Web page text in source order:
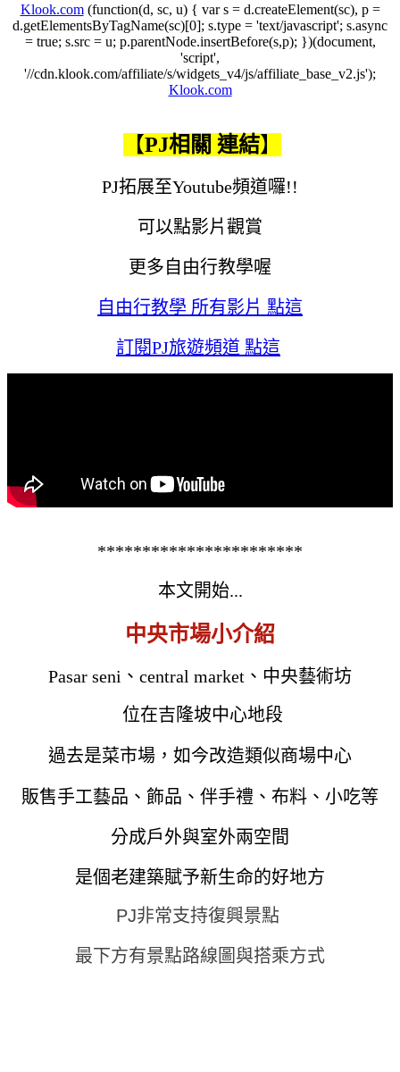
Klook.com(function(d, sc, u) { var s = d.createElement(sc), p =
d.getElementsByTagName(sc)[0]; s.type = 'text/javascript'; s.async
= true; s.src = u; p.parentNode.insertBefore(s,p); })(document,
'script',
'//cdn.klook.com/affiliate/s/widgets_v4/js/affiliate_base_v2.js');
Klook.com
【PJ相關 連結】
PJ拓展至Youtube頻道囉!!
可以點影片觀賞
更多自由行教學喔
自由行教學 所有影片 點這
訂閱PJ旅遊頻道 點這
***********************
本文開始...
中央市場小介紹
Pasar seni、central market、中央藝術坊
位在吉隆坡中心地段
過去是菜市場， 如今改造類似商場中心
販售手工藝品、飾品、伴手禮、布料、小吃等
分成戶外與室外兩空間
是個老建築賦予新生命的好地方
PJ非常支持復興景點
最下方有景點路線圖與搭乘方式